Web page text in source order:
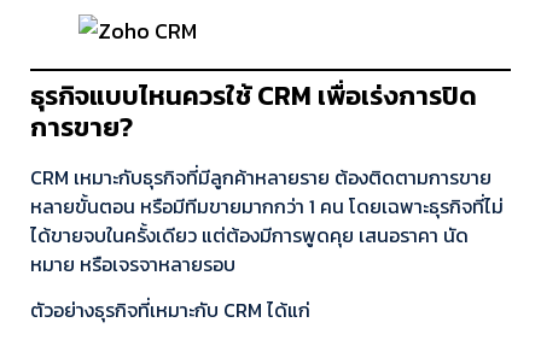
ธุรกิจแบบไหนควรใช้ CRM เพื่อเร่งการปิด
การขาย?
CRM เหมาะกับธุรกิจที่มีลูกค้าหลายราย ต้องติดตามการขาย
หลายขั้นตอน หรือมีทีมขายมากกว่า 1 คน โดยเฉพาะธุรกิจที่ไม่
ได้ขายจบในครั้งเดียว แต่ต้องมีการพูดคุย เสนอราคา นัด
หมาย หรือเจรจาหลายรอบ
ตัวอย่างธุรกิจที่เหมาะกับ CRM ได้แก่